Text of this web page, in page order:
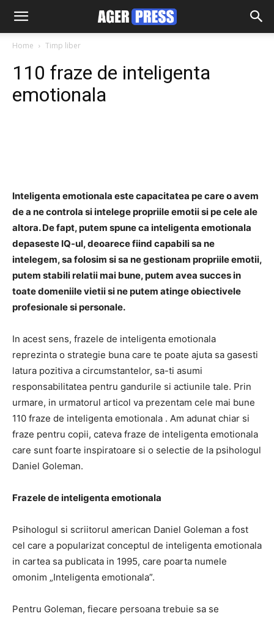
Home Timp liber
110 fraze de inteligenta
emotionala
Inteligenta emotionala este capacitatea pe care o avem
de a ne controla si intelege propriile emotii si pe cele ale
altora. De fapt, putem spune ca inteligenta emotionala
depaseste IQ-ul, deoarece fiind capabili sa ne
intelegem, sa folosim si sa ne gestionam propriile emotii,
putem stabili relatii mai bune, putem avea succes in
toate domeniile vietii si ne putem atinge obiectivele
profesionale si personale.
In acest sens, frazele de inteligenta emotionala
reprezinta o strategie buna care te poate ajuta sa gasesti
latura pozitiva a circumstantelor, sa-ti asumi
responsabilitatea pentru gandurile si actiunile tale. Prin
urmare, in urmatorul articol va prezentam cele mai bune
110 fraze de inteligenta emotionala . Am adunat chiar si
fraze pentru copii, cateva fraze de inteligenta emotionala
care sunt foarte inspiratoare si o selectie de la psihologul
Daniel Goleman.
Frazele de inteligenta emotionala
Psihologul si scriitorul american Daniel Goleman a fost
cel care a popularizat conceptul de inteligenta emotionala
in cartea sa publicata in 1995, care poarta numele
omonim „Inteligenta emotionala”.
Pentru Goleman, fiecare persoana trebuie sa se